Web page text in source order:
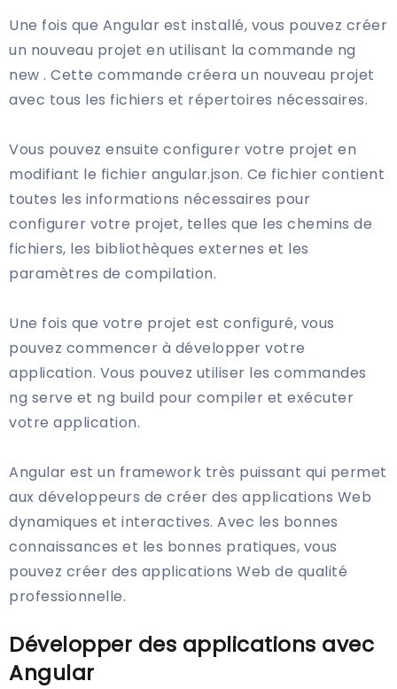
Une fois que Angular est installé, vous pouvez créer
un nouveau projet en utilisant la commande ng
new . Cette commande créera un nouveau projet
avec tous les fichiers et répertoires nécessaires.
Vous pouvez ensuite configurer votre projet en
modifiant le fichier angular.json. Ce fichier contient
toutes les informations nécessaires pour
configurer votre projet, telles que les chemins de
fichiers, les bibliothèques externes et les
paramètres de compilation.
Une fois que votre projet est configuré, vous
pouvez commencer à développer votre
application. Vous pouvez utiliser les commandes
ng serve et ng build pour compiler et exécuter
votre application.
Angular est un framework très puissant qui permet
aux développeurs de créer des applications Web
dynamiques et interactives. Avec les bonnes
connaissances et les bonnes pratiques, vous
pouvez créer des applications Web de qualité
professionnelle.
Développer des applications avec
Angular